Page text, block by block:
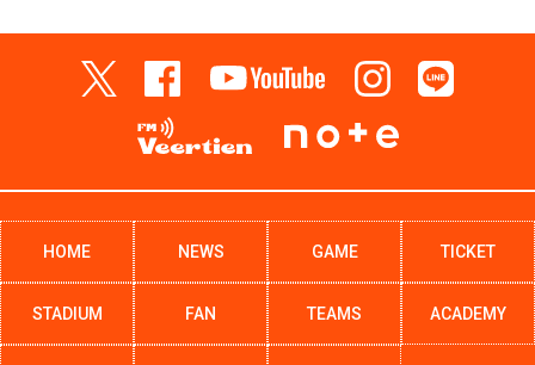
HOME NEWS GAME TICKET
STADIUM FAN TEAMS ACADEMY